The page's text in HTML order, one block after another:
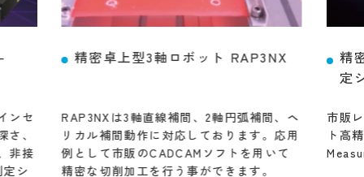
ンセ
、
非接
シ
精密卓上型3軸ロボット RAP3NX
RAP3NXは3軸直線補間、2軸円弧補間、ヘ
リカル補間動作に対応しております。応用
例として市販のCADCAMソフトを用いて
精密な切削加工を行う事ができます。
精
定
市販
ト高